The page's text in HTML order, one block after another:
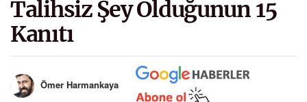
Talihsiz Şey Olduğunun 15
Kanıtı
Ömer Harmankaya